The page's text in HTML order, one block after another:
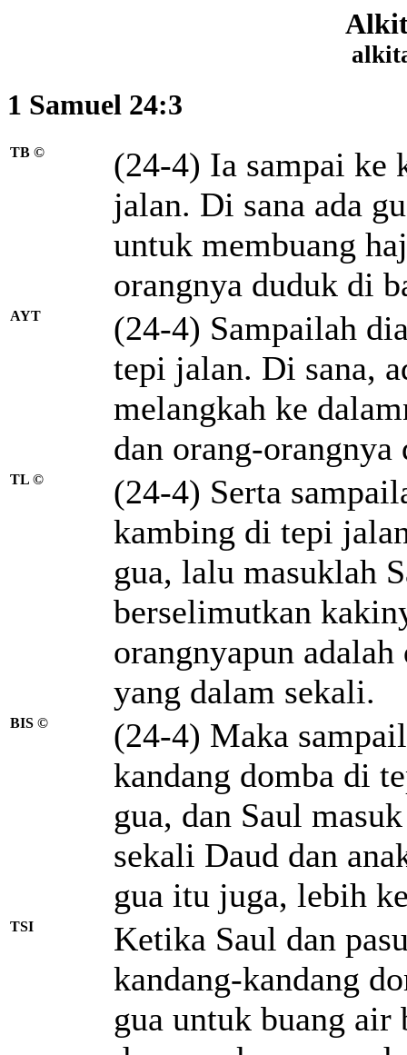
1 Samuel 24:3
TB ©
(24-4) Ia sampai ke
jalan. Di sana ada
untuk membuang
orangnya duduk di
AYT
(24-4) Sampailah
tepi jalan. Di sana,
melangkah ke
dan orang-
TL ©
(24-4) Serta
kambing di tepi
gua, lalu masuklah
berselimutkan
orangnyapun
yang dalam sekali.
BIS ©
(24-4) Maka
kandang domba di
gua, dan Saul
sekali Daud dan
gua itu juga, lebih
TSI
Ketika Saul dan
kandang-kandang
gua untuk buang air